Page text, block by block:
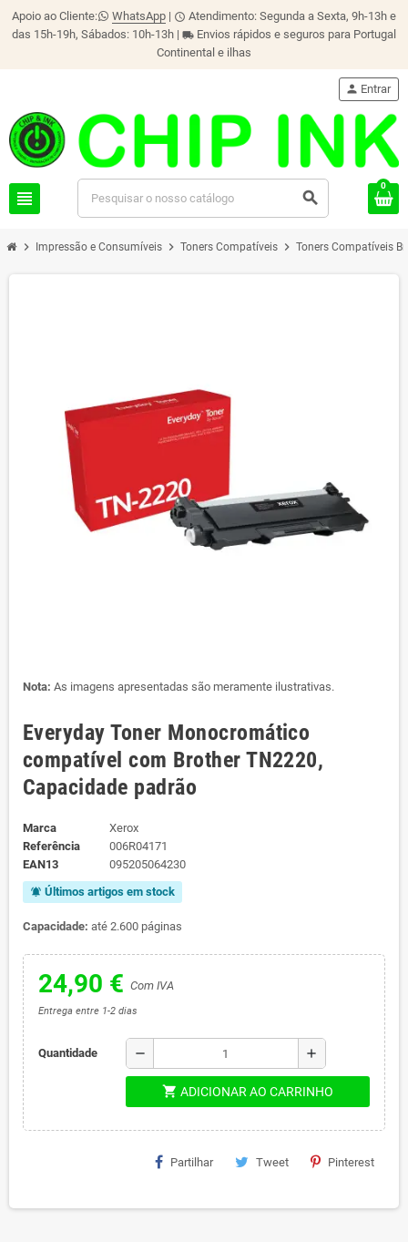
Apoio ao Cliente: WhatsApp | schedule Atendimento: Segunda a Sexta, 9h-13h e
das 15h-19h, Sábados: 10h-13h | local_shipping Envios rápidos e seguros para Portugal
Continental e ilhas
view_headline search
person Entrar
0
chevron_right Impressão e Consumíveis chevron_right Toners Compatíveis chevron_right Toners Compatíveis
Nota: As imagens apresentadas são meramente ilustrativas.
Everyday Toner Monocromático
compatível com Brother TN2220,
Capacidade padrão
Marca
Xerox
Referência
006R04171
EAN13
095205064230
notifications_active Últimos artigos em stock
Capacidade: até 2.600 páginas
24,90 € Com IVA
Entrega entre 1-2 dias
Quantidade remove add
shopping_cart ADICIONAR AO CARRINHO
Partilhar Tweet Pinterest